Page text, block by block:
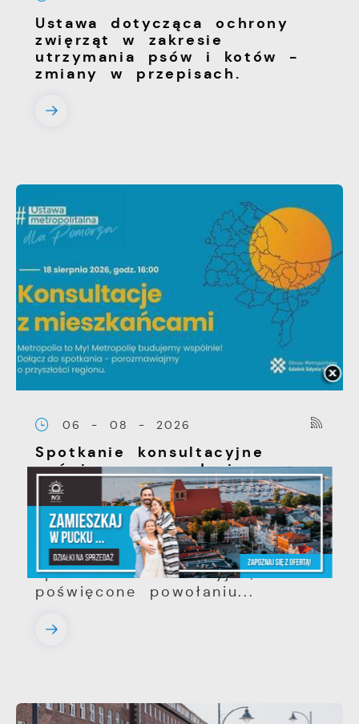
Ustawa dotycząca ochrony
zwięrząt w zakresie
utrzymania psów i kotów -
zmiany w przepisach.
06 - 08 - 2026
Spotkanie konsultacyjne
poświęcone powołaniu
związku metropolitalnego w
województwie pomorskim
Szanowni Państwo, serdecznie
zapraszamy na otwarte
spotkanie konsultacyjne,
poświęcone powołaniu...